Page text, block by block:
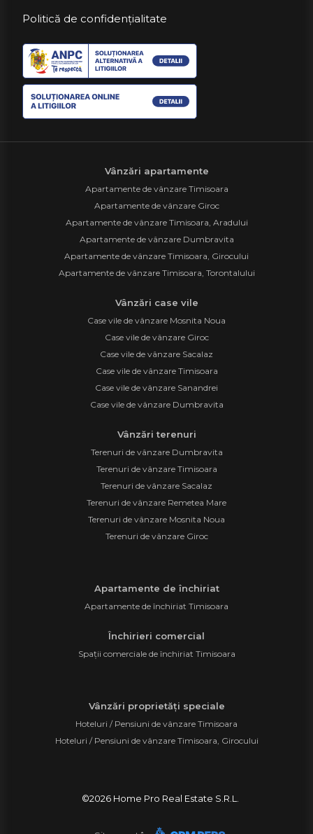
Politică de confidențialitate
Vânzări apartamente
Apartamente de vânzare Timisoara
Apartamente de vânzare Giroc
Apartamente de vânzare Timisoara, Aradului
Apartamente de vânzare Dumbravita
Apartamente de vânzare Timisoara, Girocului
Apartamente de vânzare Timisoara, Torontalului
Vânzări case vile
Case vile de vânzare Mosnita Noua
Case vile de vânzare Giroc
Case vile de vânzare Sacalaz
Case vile de vânzare Timisoara
Case vile de vânzare Sanandrei
Case vile de vânzare Dumbravita
Vânzări terenuri
Terenuri de vânzare Dumbravita
Terenuri de vânzare Timisoara
Terenuri de vânzare Sacalaz
Terenuri de vânzare Remetea Mare
Terenuri de vânzare Mosnita Noua
Terenuri de vânzare Giroc
Apartamente de închiriat
Apartamente de închiriat Timisoara
Închirieri comercial
Spații comerciale de închiriat Timisoara
Vânzări proprietăți speciale
Hoteluri / Pensiuni de vânzare Timisoara
Hoteluri / Pensiuni de vânzare Timisoara, Girocului
©2026Home Pro Real Estate S.R.L.